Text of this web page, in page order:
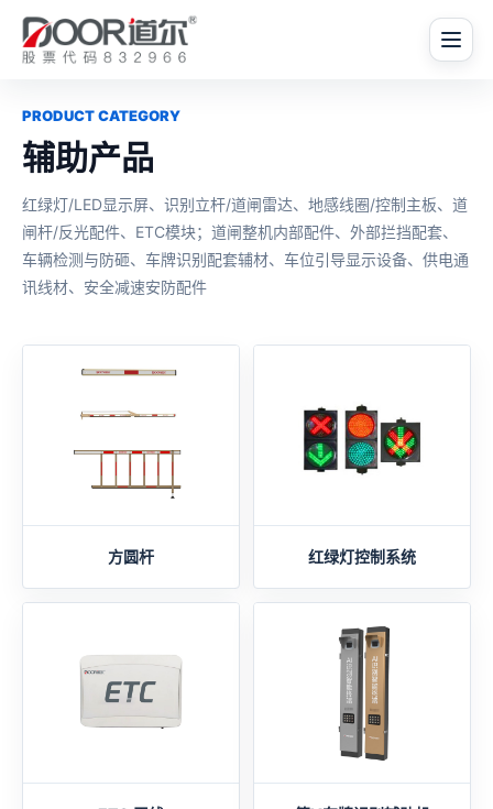
PRODUCT CATEGORY
辅助产品
红绿灯/LED显示屏、识别立杆/道闸雷达、地感线圈/控制主板、道
闸杆/反光配件、ETC模块；道闸整机内部配件、外部拦挡配套、
车辆检测与防砸、车牌识别配套辅材、车位引导显示设备、供电通
讯线材、安全减速安防配件
方圆杆 红绿灯控制系统